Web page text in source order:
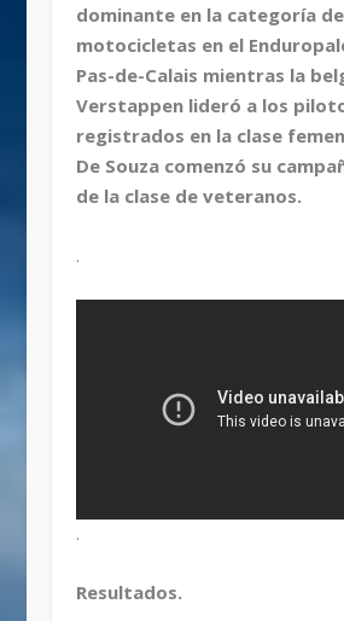
dominante en la categoría de
motocicletas en el
Pas-de-Calais mientras la
Verstappen lideró a los
registrados en la clase
De Souza comenzó su
de la clase de veteranos.
.
.
Resultados.